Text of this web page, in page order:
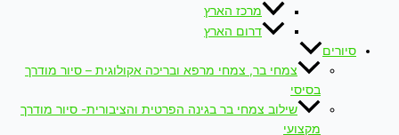
מרכז הארץ
דרום הארץ
סיורים
צמחי בר, צמחי מרפא ובריכה אקולוגית – סיור מודרך
בסיסי
שילוב צמחי בר בגינה הפרטית והציבורית- סיור מודרך
מקצועי